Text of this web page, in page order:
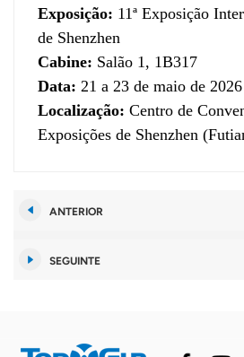
Exposição: 11ª Exposição
de Shenzhen
Cabine: Salão 1, 1B317
Data:21 a 23 de maio de 2026
Localização:Centro de
Exposições de Shenzhen
ANTERIOR
SEGUINTE